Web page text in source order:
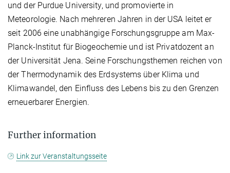
und der Purdue University, und promovierte in
Meteorologie. Nach mehreren Jahren in der USA leitet er
seit 2006 eine unabhängige Forschungsgruppe am Max-
Planck-Institut für Biogeochemie und ist Privatdozent an
der Universität Jena. Seine Forschungsthemen reichen von
der Thermodynamik des Erdsystems über Klima und
Klimawandel, den Einfluss des Lebens bis zu den Grenzen
erneuerbarer Energien.
Further information
Link zur Veranstaltungsseite